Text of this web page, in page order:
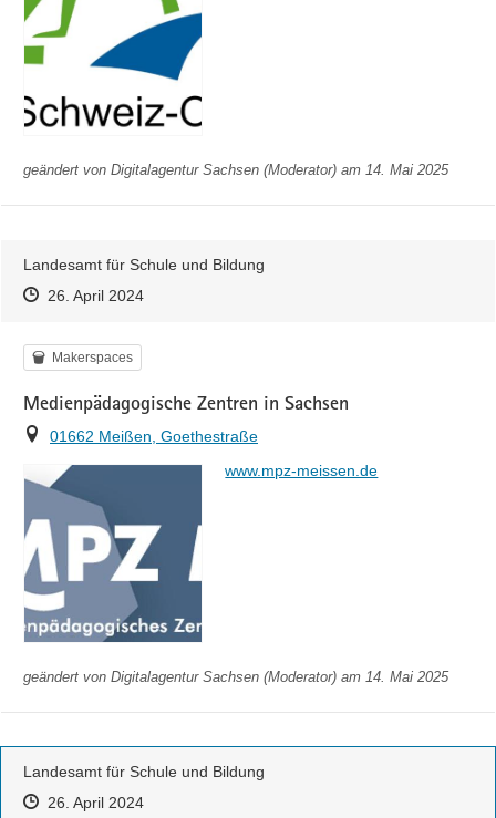
geändert von Digitalagentur Sachsen (Moderator) am 14. Mai 2025
Landesamt für Schule und Bildung
Zeitpunkt des Erstellens
Zeitpunkt des Erstellens
26. April 2024Zur Äußerung
Kategorie
Makerspaces
Medienpädagogische Zentren in Sachsen
Ort
01662 Meißen, Goethestraße
https://
www.mpz-meissen.de
geändert von Digitalagentur Sachsen (Moderator) am 14. Mai 2025
Landesamt für Schule und Bildung
Zeitpunkt des Erstellens
Zeitpunkt des Erstellens
26. April 2024Zur Äußerung